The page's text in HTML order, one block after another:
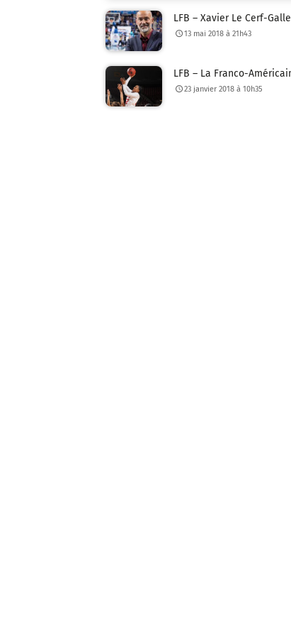
LFB – Xavier Le Cerf-
13 mai 2018 à 21h43
LFB – La Franco-
23 janvier 2018 à 10h35